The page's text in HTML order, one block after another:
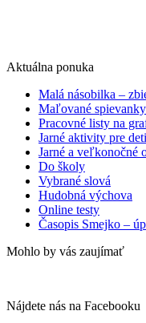
Aktuálna ponuka
Malá násobilka –
Maľované
Pracovné listy na
Jarné aktivity pre deti
Jarné a veľkonočné
Do školy
Vybrané slová
Hudobná výchova
Online testy
Časopis Smejko –
Mohlo by vás zaujímať
Nájdete nás na Facebooku